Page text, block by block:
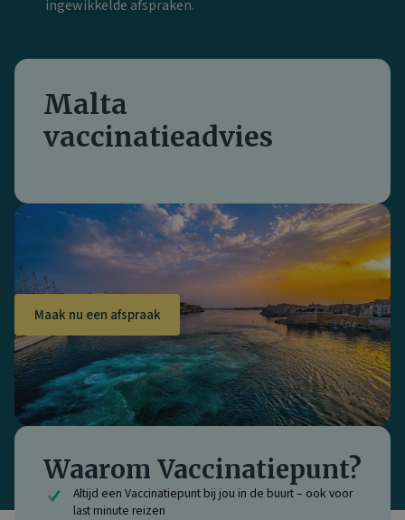
ingewikkelde afspraken.
Malta
vaccinatieadvies
Maak nu een afspraak
Waarom Vaccinatiepunt?
Altijd een Vaccinatiepunt bij jou in de buurt – ook voor
last minute reizen